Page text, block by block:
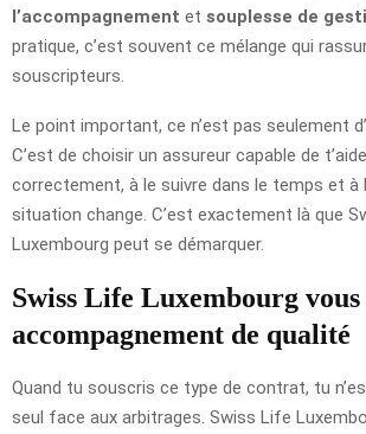
l’accompagnement et souplesse de
pratique, c’est souvent ce mélange qui
souscripteurs.
Le point important, ce n’est pas seulement
C’est de choisir un assureur capable de
correctement, à le suivre dans le temps et à
situation change. C’est exactement là que
Luxembourg peut se démarquer.
Swiss Life Luxembourg
accompagnement de qualité
Quand tu souscris ce type de contrat, tu
seul face aux arbitrages. Swiss Life